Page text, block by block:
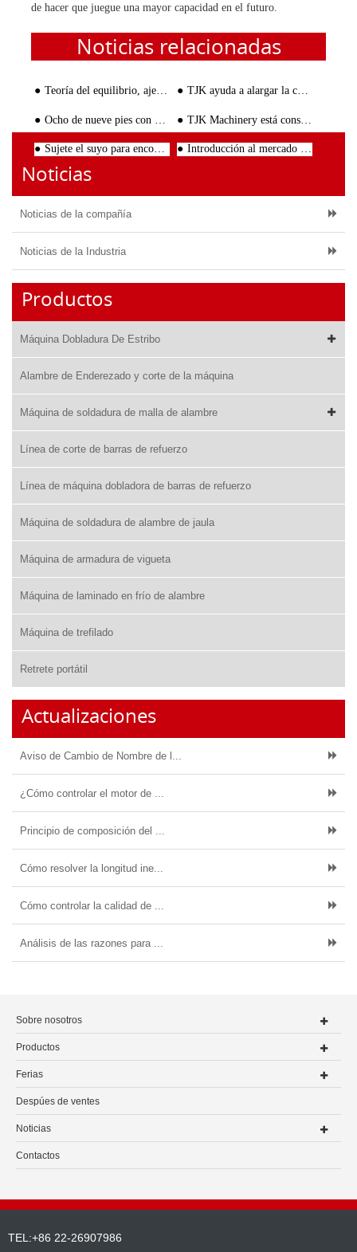
de hacer que juegue una mayor capacidad en el futuro.
Noticias relacionadas
Teoría del equilibrio, ajedrez feliz TJK ayuda a alargar la curva de la sonrisa de fabricación de Tianjin
Ocho de nueve pies con mucha diversión TJK Machinery está construyendo un equipo de gestión orientado al aprendizaje
Sujete el suyo para encontrar el futuro Introducción al mercado de Perú
Noticias
Noticias de la compañía
Noticias de la Industria
Productos
Máquina Dobladura De Estribo
Alambre de Enderezado y corte de la máquina
Máquina de soldadura de malla de alambre
Línea de corte de barras de refuerzo
Línea de máquina dobladora de barras de refuerzo
Máquina de soldadura de alambre de jaula
Máquina de armadura de vigueta
Máquina de laminado en frío de alambre
Máquina de trefilado
Retrete portátil
Actualizaciones
Aviso de Cambio de Nombre de l...
¿Cómo controlar el motor de ...
Principio de composición del ...
Cómo resolver la longitud ine...
Cómo controlar la calidad de ...
Análisis de las razones para ...
Sobre nosotros
Productos
Ferias
Despúes de ventes
Noticias
Contactos
TEL:+86 22-26907986